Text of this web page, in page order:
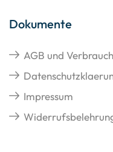
Dokumente
AGB und
Impressum